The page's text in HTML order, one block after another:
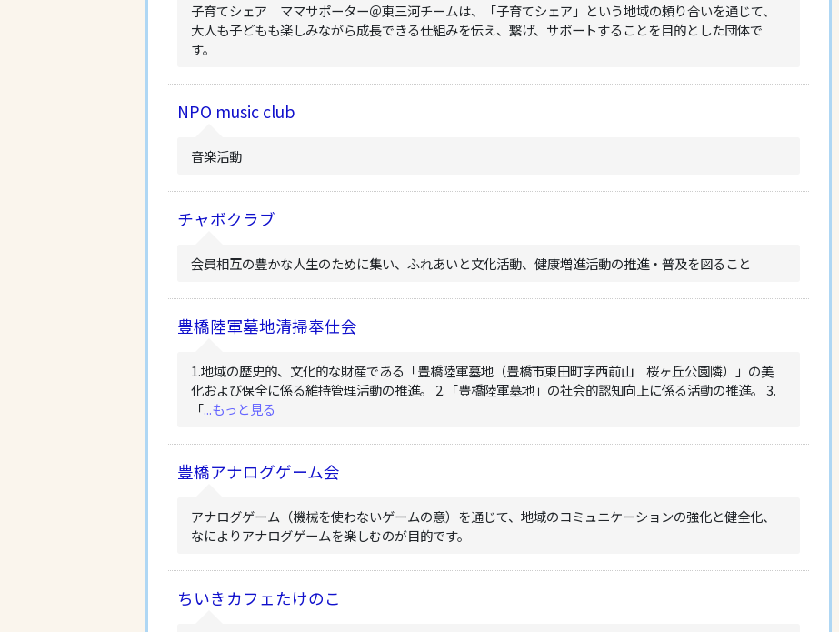
子育てシェア ママサポーター＠東三河チームは、「子育てシェア」という地域の頼り合いを通じて、
大人も子どもも楽しみながら成長できる仕組みを伝え、繋げ、サポートすることを目的とした団体で
す。
NPO music club
音楽活動
チャボクラブ
会員相互の豊かな人生のために集い、ふれあいと文化活動、健康増進活動の推進・普及を図ること
豊橋陸軍墓地清掃奉仕会
1.地域の歴史的、文化的な財産である「豊橋陸軍墓地（豊橋市東田町字西前山 桜ヶ丘公園隣）」の美
化および保全に係る維持管理活動の推進。 2.「豊橋陸軍墓地」の社会的認知向上に係る活動の推進。 3.
「...もっと見る
豊橋アナログゲーム会
アナログゲーム（機械を使わないゲームの意）を通じて、地域のコミュニケーションの強化と健全化、
なによりアナログゲームを楽しむのが目的です。
ちいきカフェたけのこ